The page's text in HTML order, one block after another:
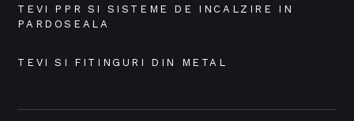
TEVI PPR SI SISTEME DE INCALZIRE IN
PARDOSEALA
TEVI SI FITINGURI DIN METAL